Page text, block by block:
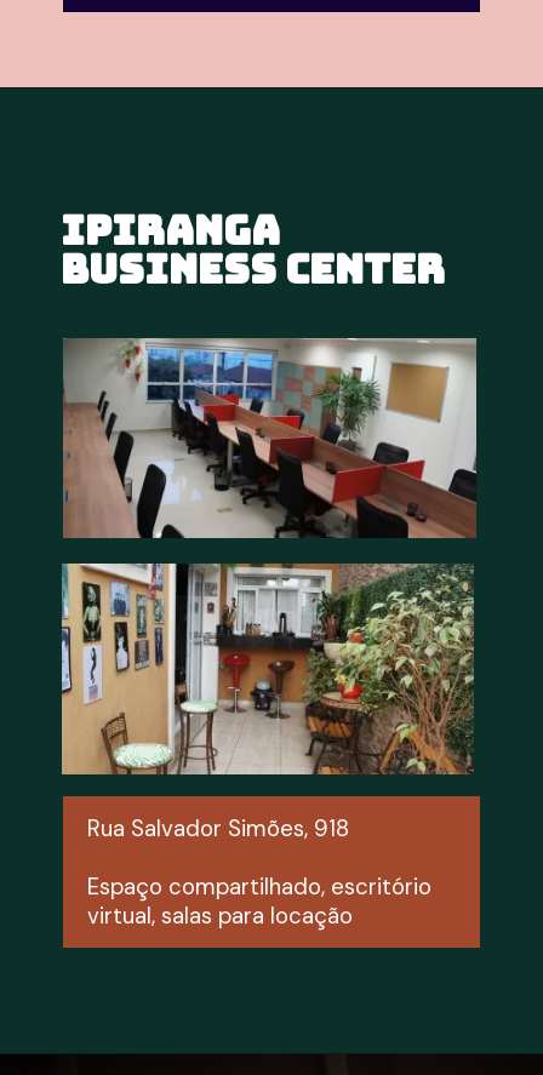
Ipiranga
Business Center
Rua Salvador Simões, 918
Espaço compartilhado, escritório
virtual, salas para locação